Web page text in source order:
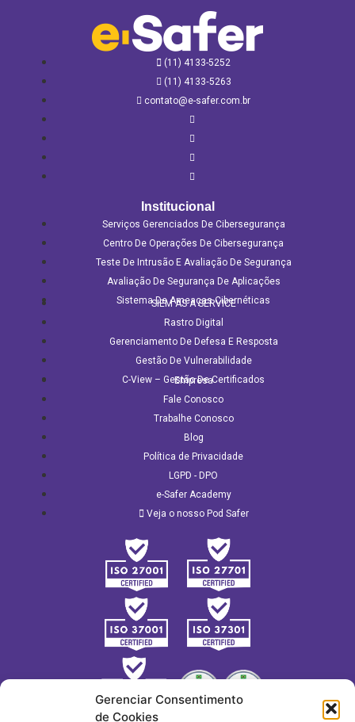
Gerenciar Consentimento
de Cookies
(11) 4133-5252
(11) 4133‑5263
contato@e-safer.com.br
Institucional
Serviços Gerenciados De Cibersegurança
Centro De Operações De Cibersegurança
Teste De Intrusão E Avaliação De Segurança
Avaliação De Segurança De Aplicações​
Sistema De Ameaças Cibernéticas
SIEM AS A SERVICE
Rastro Digital
Gerenciamento De Defesa E Resposta
Gestão De Vulnerabilidade
C-View – Gestão De Certificados
Empresa
Fale Conosco
Trabalhe Conosco
Blog
Política de Privacidade
LGPD - DPO
e-Safer Academy
Veja o nosso Pod Safer